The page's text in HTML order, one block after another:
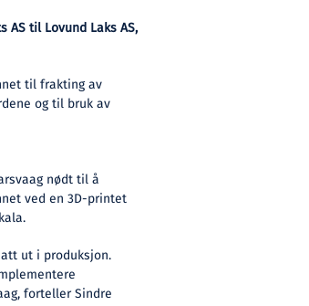
til Lovund Laks AS,
til frakting av
og til bruk av
nødt til å
ved en 3D-printet
ut i produksjon.
forteller Sindre